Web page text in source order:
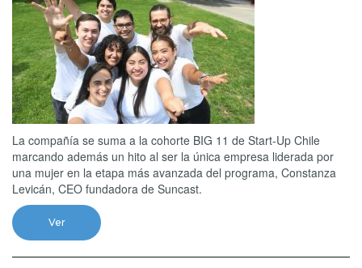
La compañía se suma a la cohorte BIG 11 de Start-Up Chile
marcando además un hito al ser la única empresa liderada por
una mujer en la etapa más avanzada del programa, Constanza
Levicán, CEO fundadora de Suncast.
Ver